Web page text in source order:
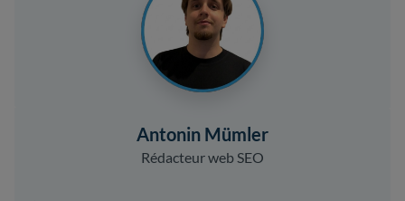
Antonin Mümler
Rédacteur web SEO